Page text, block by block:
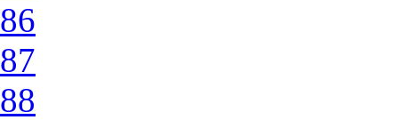
86
87
88